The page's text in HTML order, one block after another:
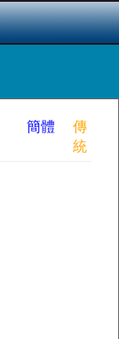
簡體
傳
統